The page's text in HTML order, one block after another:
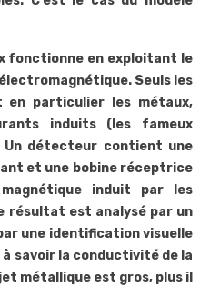
fonctionne en exploitant le
Seuls les
en particulier les métaux,
induits (les fameux
Un détecteur contient une
et une bobine réceptrice
induit par les
résultat est analysé par un
une identification visuelle
savoir la conductivité de la
métallique est gros, plus il